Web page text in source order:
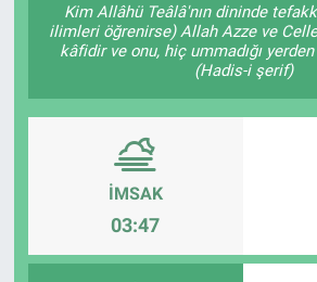
Kim Allâhü Teâlâ'nın dininde
ilimleri öğrenirse) Allah Azze ve
kâfidir ve onu, hiç ummadığı yerden
(Hadis-i şerif)
İMSAK
03:47